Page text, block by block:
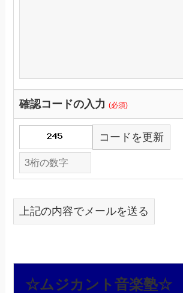
確認コードの入力(必須)
コードを更新
上記の内容でメールを送る
☆ムジカント音楽塾☆